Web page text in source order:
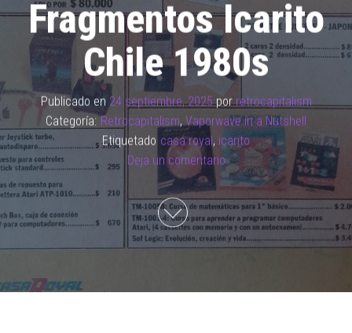
Fragmentos Icarito
Chile 1980s
Publicado en 24 septiembre, 2025porretrocapitalism
Categoría: Retrocapitalism, Vaporwave in a Nutshell
Etiquetado casa royal, icarito
Deja un comentario